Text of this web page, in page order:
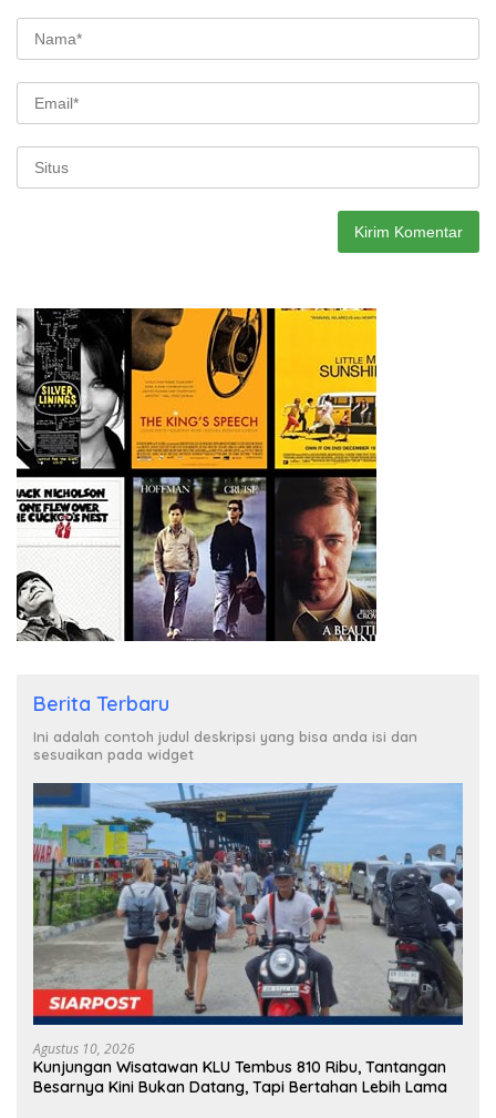
Berita Terbaru
Ini adalah contoh judul deskripsi yang bisa anda isi dan
sesuaikan pada widget
Agustus 10, 2026
Kunjungan Wisatawan KLU Tembus 810 Ribu, Tantangan
Besarnya Kini Bukan Datang, Tapi Bertahan Lebih Lama